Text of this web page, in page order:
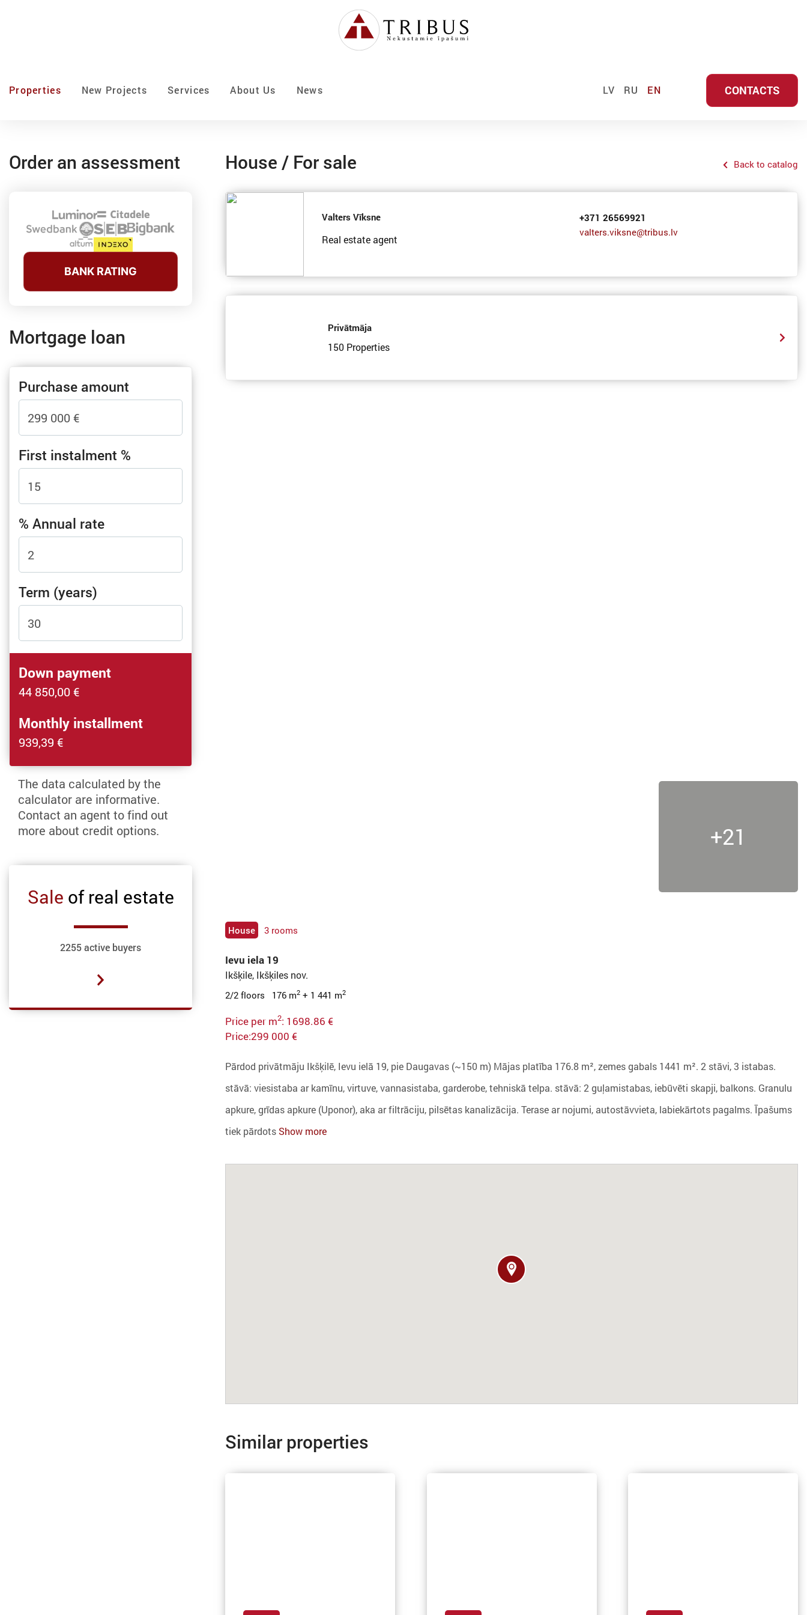
Properties New Projects Services About Us News LV RU EN CONTACTS
Order an assessment
BANK RATING
Mortgage loan
Purchase amount
First instalment %
% Annual rate
Term (years)
Down payment
44 850,00€
Monthly installment
939,39 €
The data calculated by the
calculator are informative.
Contact an agent to find out
more about credit options.
Sale of real estate
2255 active buyers
House / For sale Back to catalog
Valters Vīksne
Real estate agent
+371 26569921
valters.viksne@tribus.lv
Privātmāja
150 Properties
+21
House 3 rooms
Ievu iela 19
Ikšķile, Ikšķiles nov.
2/2 floors 176 m2 + 1 441 m2
Price per m2: 1698.86 €
Price:299 000 €
Pārdod privātmāju Ikšķilē, Ievu ielā 19, pie Daugavas (~150 m) Mājas platība 176.8 m², zemes gabals 1441 m². 2 stāvi, 3 istabas.
stāvā: viesistaba ar kamīnu, virtuve, vannasistaba, garderobe, tehniskā telpa. stāvā: 2 guļamistabas, iebūvēti skapji, balkons. Granulu
apkure, grīdas apkure (Uponor), aka ar filtrāciju, pilsētas kanalizācija. Terase ar nojumi, autostāvvieta, labiekārtots pagalms. Īpašums
tiek pārdots Show more
Similar properties